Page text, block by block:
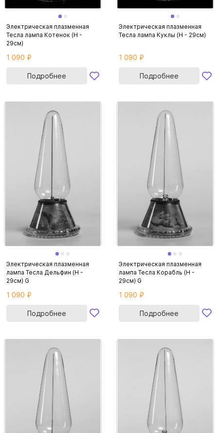
Электрическая плазменная
Тесла лампа Котенок (H -
29см)
1 090 ₽
Подробнее
Электрическая плазменная
Тесла лампа Куклы (H - 29см)
1 090 ₽
Подробнее
Электрическая плазменная
лампа Тесла Дельфин (H -
29см) G
1 090 ₽
Подробнее
Электрическая плазменная
лампа Тесла Корабль (H -
29см) G
1 090 ₽
Подробнее